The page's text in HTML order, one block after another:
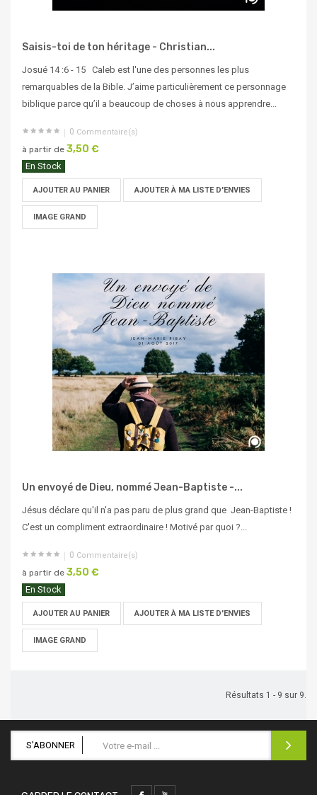
Saisis-toi de ton héritage - Christian...
Josué 14 :6 - 15 Caleb est l'une des personnes les plus
remarquables de la Bible. J’aime particulièrement ce personnage
biblique parce qu’il a beaucoup de choses à nous apprendre...
0 Commentaire(s)
à partir de 3,50 €
En Stock
AJOUTER AU PANIER AJOUTER À MA LISTE D'ENVIES
IMAGE GRAND
Un envoyé de Dieu, nommé Jean-Baptiste -...
Jésus déclare qu'il n'a pas paru de plus grand que Jean-Baptiste !
C'est un compliment extraordinaire ! Motivé par quoi ?...
0 Commentaire(s)
à partir de 3,50 €
En Stock
AJOUTER AU PANIER AJOUTER À MA LISTE D'ENVIES
IMAGE GRAND
Résultats 1 - 9 sur 9.
S'ABONNER